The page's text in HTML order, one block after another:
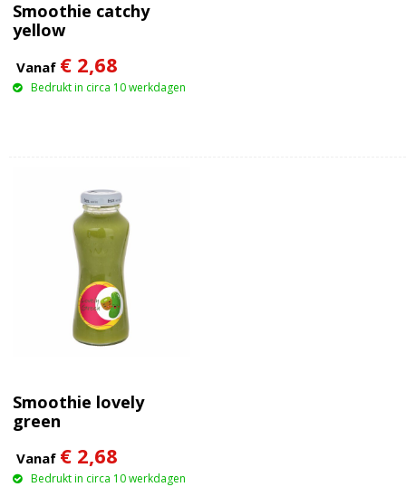
Smoothie catchy
yellow
Vanaf € 2,68
Bedrukt in circa 10 werkdagen
Smoothie lovely
green
Vanaf € 2,68
Bedrukt in circa 10 werkdagen